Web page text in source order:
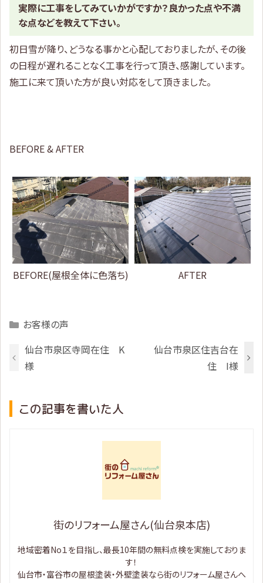
実際に工事をしてみていかがですか？良かった点や不満
な点などを教えて下さい。
初日雪が降り、どうなる事かと心配しておりましたが、その後
の日程が遅れることなく工事を行って頂き、感謝しています。
施工に来て頂いた方が良い対応をして頂きました。
BEFORE & AFTER
BEFORE(屋根全体に色落ち) AFTER
Categories
お客様の声
仙台市泉区寺岡在住 K
様
仙台市泉区住吉台在
住 I様
この記事を書いた人
街のリフォーム屋さん(仙台泉本店)
地域密着No１を目指し、最長10年間の無料点検を実施しておりま
す！
仙台市・富谷市の屋根塗装・外壁塗装なら街のリフォーム屋さんへ